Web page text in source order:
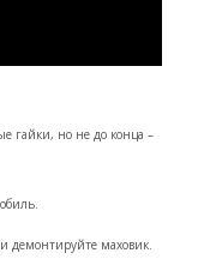
гайки, но не до конца –
демонтируйте маховик.